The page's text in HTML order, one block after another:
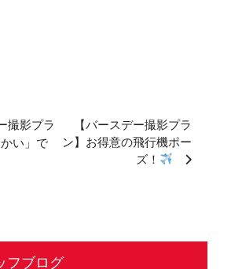
撮影プラ
い」で
【バースデー撮影プラ
ン】お得意の飛行機ポー
ズ！
フブログ